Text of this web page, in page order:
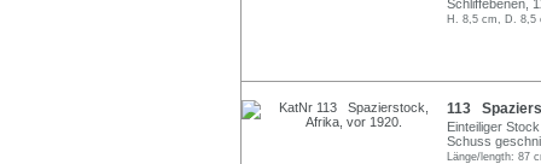
Schliffebenen,
H. 8,5 cm, D. 8,5
113
Einteiliger
Schuss
Länge/length: 87